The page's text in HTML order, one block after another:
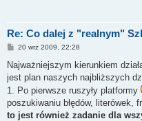
Re: Co dalej z "realnym"
P
s
20 wrz 2009, 22:28
Najważniejszym kierunkiem
jest plan naszych najbliższych
1. Po pierwsze ruszyły platformy
poszukiwaniu błędów, literówek,
to jest również zadanie dla